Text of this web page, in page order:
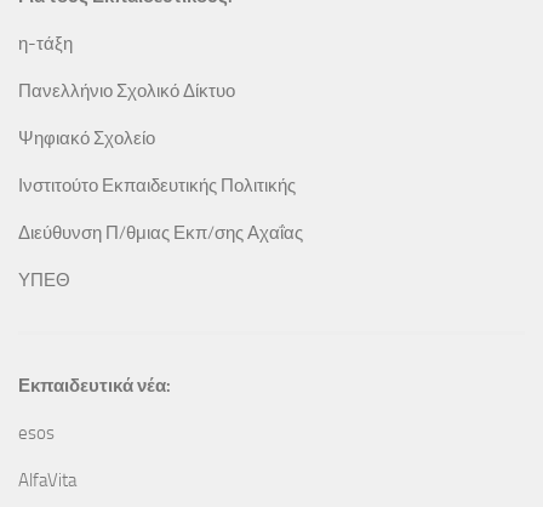
η-τάξη
Πανελλήνιο Σχολικό Δίκτυο
Ψηφιακό Σχολείο
Ινστιτούτο Εκπαιδευτικής Πολιτικής
Διεύθυνση Π/θμιας Εκπ/σης Αχαΐας
ΥΠΕΘ
Εκπαιδευτικά νέα:
esos
AlfaVita